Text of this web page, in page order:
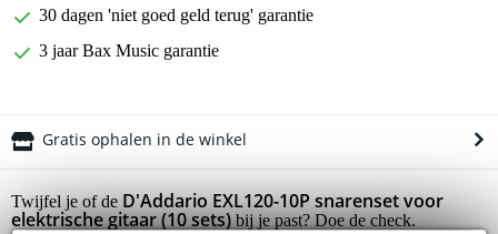
30 dagen 'niet goed geld terug' garantie
3 jaar Bax Music garantie
Gratis ophalen in de winkel
Twijfel je of de D'Addario EXL120-10P snarenset voor
elektrische gitaar (10 sets)bij je past? Doe de check.